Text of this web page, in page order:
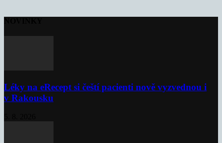
Léky na eRecept si čeští pacienti nově vyzvednou i
v Rakousku